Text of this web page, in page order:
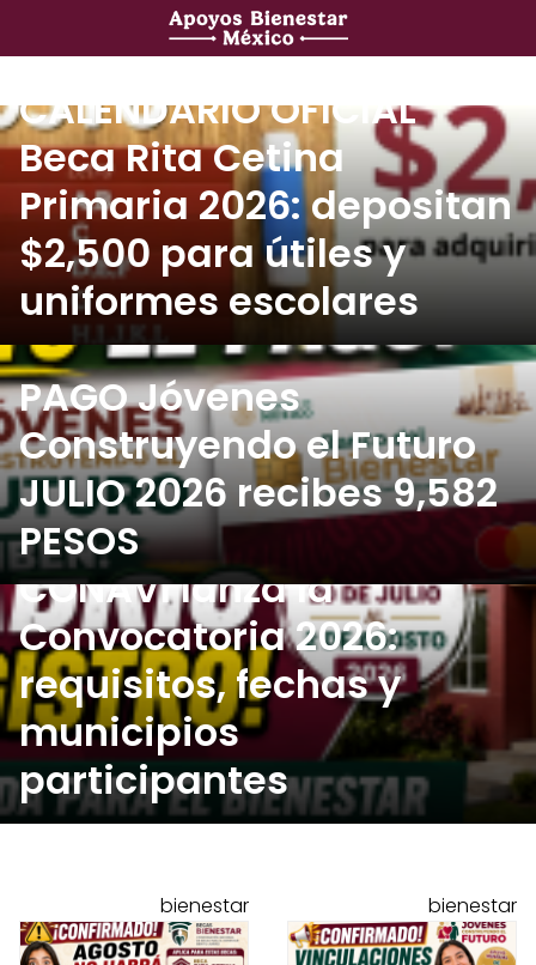
CALENDARIO OFICIAL
Beca Rita Cetina
Primaria 2026: depositan
$2,500 para útiles y
uniformes escolares
PAGO Jóvenes
Construyendo el Futuro
JULIO 2026 recibes 9,582
PESOS
¡Ya hay registro!
Vivienda para el
Bienestar en 23 estados,
CONAVI lanza la
Convocatoria 2026:
requisitos, fechas y
municipios
participantes
bienestar bienestar